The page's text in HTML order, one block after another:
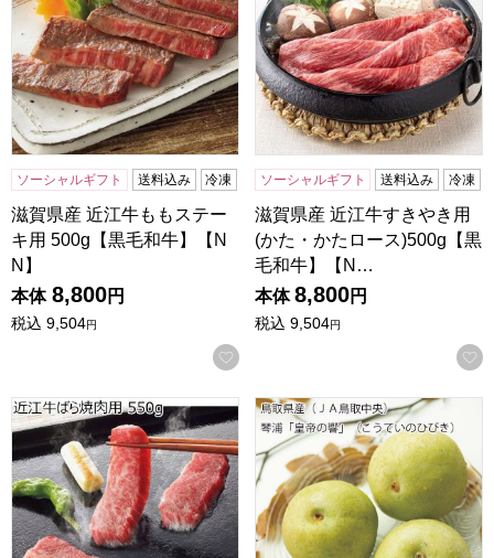
ソーシャルギフト 送料込み 冷凍
滋賀県産 近江牛ももステー
キ用 500g【黒毛和牛】【N
N】
本体 8,800円
税込 9,504円
お気に入りに登録する
ソーシャルギフト 送料込み 冷凍
滋賀県産 近江牛すきやき用
(かた・かたロース)500g【黒
毛和牛】【N…
本体 8,800円
税込 9,504円
滋賀県産 近江牛ばら焼肉用 550g【黒毛和牛】【NN】
鳥取県産(JA鳥取中央)琴浦「